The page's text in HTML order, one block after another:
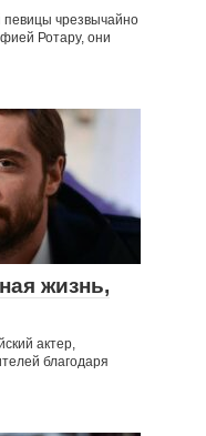
певицы чрезвычайно
Ротару, они
жизнь,
актер,
благодаря